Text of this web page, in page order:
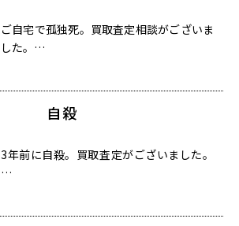
ご自宅で孤独死。買取査定相談がございま
した。…
自殺
3年前に自殺。買取査定がございました。
…